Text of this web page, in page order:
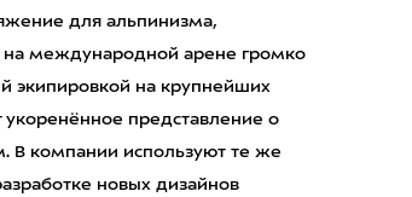
для альпинизма,
на международной арене громко
экипировкой на крупнейших
представление о
В компании используют те же
новых дизайнов